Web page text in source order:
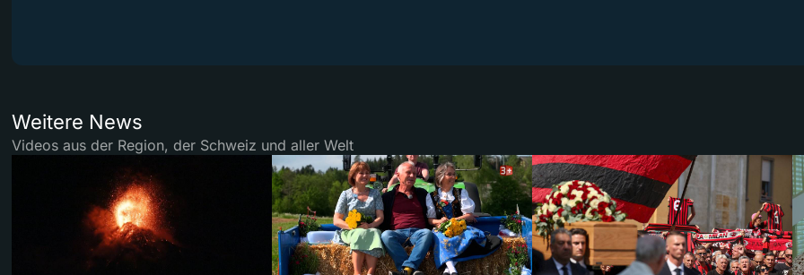
Weitere News
Videos aus der Region, der Schweiz und aller Welt